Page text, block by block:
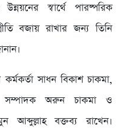
স্বার্থে পারষ্পরিক
বজায় রাখার জন্য তিনি
সাধন বিকাশ চাকমা,
সম্পাদক অরুন চাকমা ও
আব্দুল্লাহ বক্তব্য রাখেন।